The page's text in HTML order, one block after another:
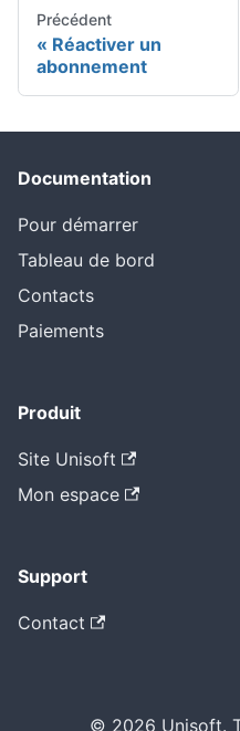
Précédent
Réactiver un
abonnement
Documentation
Pour démarrer
Tableau de bord
Contacts
Paiements
Produit
Site Unisoft
Mon espace
Support
Contact
© 2026 Unisoft.